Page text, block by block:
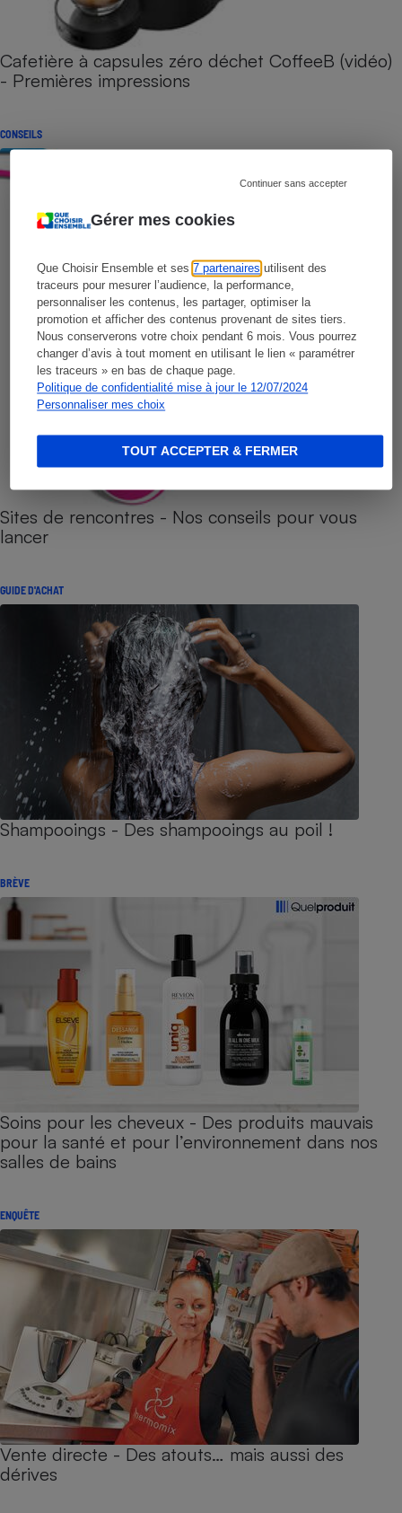
Gérer mes cookies
Que Choisir Ensemble et ses7 partenaires utilisent des
traceurs pour mesurer l’audience, la performance,
personnaliser les contenus, les partager, optimiser la
promotion et afficher des contenus provenant de sites tiers.
Nous conserverons votre choix pendant 6 mois. Vous pourrez
changer d’avis à tout moment en utilisant le lien « paramétrer
les traceurs » en bas de chaque page.
Politique de confidentialité mise à jour le 12/07/2024
Personnaliser mes choix
Continuer sans accepter
TOUT ACCEPTER & FERMER
Cafetière à capsules zéro déchet CoffeeB (vidéo)
- Premières impressions
CONSEILS
Sites de rencontres - Nos conseils pour vous
lancer
GUIDE D'ACHAT
Shampooings - Des shampooings au poil !
BRÈVE
Soins pour les cheveux - Des produits mauvais
pour la santé et pour l’environnement dans nos
salles de bains
ENQUÊTE
Vente directe - Des atouts… mais aussi des
dérives